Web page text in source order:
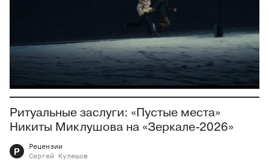
Ритуальные заслуги: «Пустые места»
Никиты Миклушова на «Зеркале-2026»
Р
Рецензии
Сергей
Кулешов